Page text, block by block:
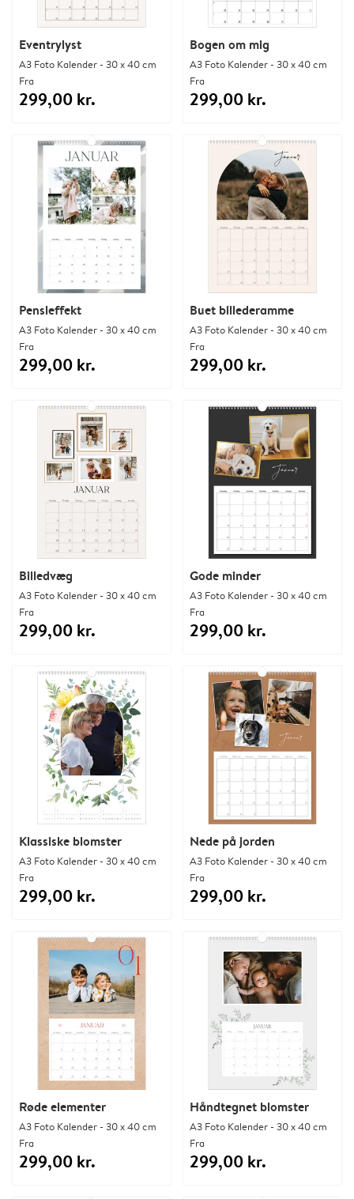
Eventrylyst
A3 Foto Kalender - 30 x 40 cm
Fra
299,00 kr.
Bogen om mig
A3 Foto Kalender - 30 x 40 cm
Fra
299,00 kr.
Pensleffekt
A3 Foto Kalender - 30 x 40 cm
Fra
299,00 kr.
Buet billederamme
A3 Foto Kalender - 30 x 40 cm
Fra
299,00 kr.
Billedvæg
A3 Foto Kalender - 30 x 40 cm
Fra
299,00 kr.
Gode minder
A3 Foto Kalender - 30 x 40 cm
Fra
299,00 kr.
Klassiske blomster
A3 Foto Kalender - 30 x 40 cm
Fra
299,00 kr.
Nede på jorden
A3 Foto Kalender - 30 x 40 cm
Fra
299,00 kr.
Røde elementer
A3 Foto Kalender - 30 x 40 cm
Fra
299,00 kr.
Håndtegnet blomster
A3 Foto Kalender - 30 x 40 cm
Fra
299,00 kr.